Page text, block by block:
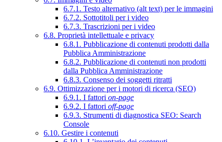
6.7.1. Testo alternativo (alt text) per le immagini
6.7.2. Sottotitoli per i video
6.7.3. Trascrizioni per i video
6.8. Proprietà intellettuale e privacy
6.8.1. Pubblicazione di contenuti prodotti dalla
Pubblica Amministrazione
6.8.2. Pubblicazione di contenuti non prodotti
dalla Pubblica Amministrazione
6.8.3. Consenso dei soggetti ritratti
6.9. Ottimizzazione per i motori di ricerca (SEO)
6.9.1. I fattori on-page
6.9.2. I fattori off-page
6.9.3. Strumenti di diagnostica SEO: Search
Console
6.10. Gestire i contenuti